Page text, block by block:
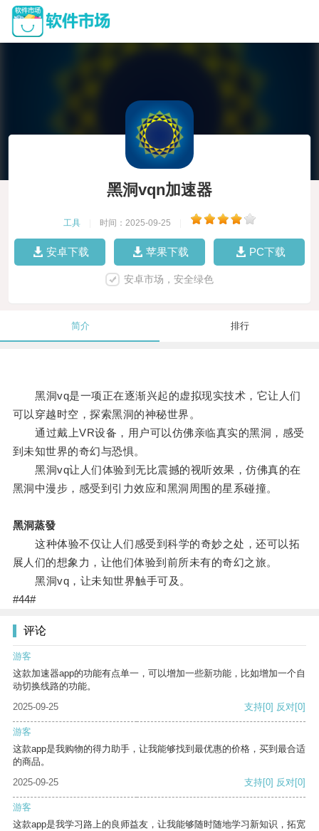
黑洞vqn加速器
工具 时间：2025-09-25
安卓下载 苹果下载 PC下载
安卓市场，安全绿色
简介 排行
黑洞vq是一项正在逐渐兴起的虚拟现实技术，它让人们
可以穿越时空，探索黑洞的神秘世界。
通过戴上VR设备，用户可以仿佛亲临真实的黑洞，感受
到未知世界的奇幻与恐惧。
黑洞vq让人们体验到无比震撼的视听效果，仿佛真的在
黑洞中漫步，感受到引力效应和黑洞周围的星系碰撞。
黑洞蒸發
这种体验不仅让人们感受到科学的奇妙之处，还可以拓
展人们的想象力，让他们体验到前所未有的奇幻之旅。
黑洞vq，让未知世界触手可及。
#44#
评论
游客
这款加速器app的功能有点单一，可以增加一些新功能，比如增加一个自
动切换线路的功能。
2025-09-25
支持[0] 反对[0]
游客
这款app是我购物的得力助手，让我能够找到最优惠的价格，买到最合适
的商品。
2025-09-25
支持[0] 反对[0]
游客
这款app是我学习路上的良师益友，让我能够随时随地学习新知识，拓宽